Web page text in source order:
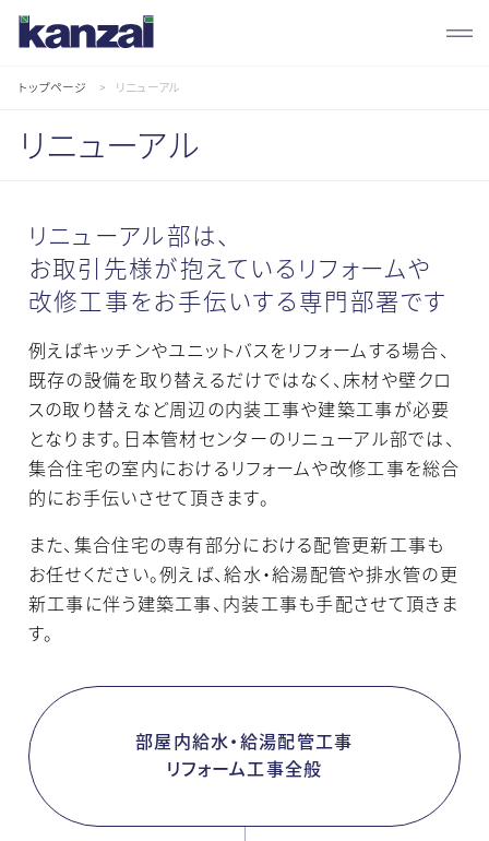
トップページ リニューアル
事
業
紹
リニューアル
リニューアル部は、
お取引先様が抱えているリフォームや
改修工事をお手伝いする専門部署です
例えばキッチンやユニットバスをリフォームする場合、
既存の設備を取り替えるだけではなく、床材や壁クロ
スの取り替えなど周辺の内装工事や建築工事が必要
となります。日本管材センターのリニューアル部では、
集合住宅の室内におけるリフォームや改修工事を総合
的にお手伝いさせて頂きます。
また、集合住宅の専有部分における配管更新工事も
お任せください。例えば、給水・給湯配管や排水管の更
新工事に伴う建築工事、内装工事も手配させて頂きま
す。
部屋内給水・給湯配管工事
リフォーム工事全般